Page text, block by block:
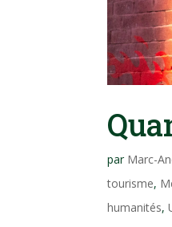
par Marc-
tourisme,
humanités,